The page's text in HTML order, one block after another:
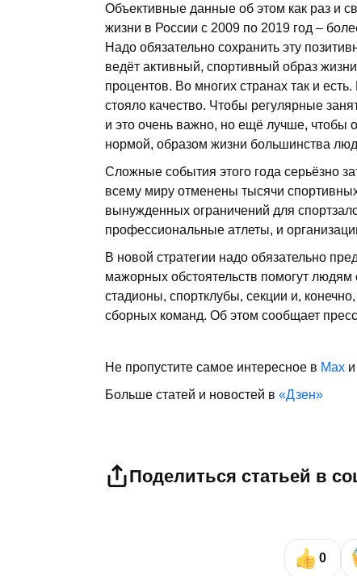
Объективные данные об этом как раз и
жизни в России с 2009 по 2019 год –
Надо обязательно сохранить эту
ведёт активный, спортивный образ
процентов. Во многих странах так и
стояло качество. Чтобы регулярные
и это очень важно, но ещё лучше, чтобы
нормой, образом жизни большинства
Сложные события этого года серьёзно
всему миру отменены тысячи
вынуж­денных ограничений для
профессиональные атлеты, и
В новой стратегии надо обязательно
мажорных обстоятельств помогут людям
стадионы, спортклубы, секции и,
сборных команд. Об этом сообщает
Не пропустите самое интересное в Max и
Больше статей и новостей в «Дзен»
Поделиться статьей в
0